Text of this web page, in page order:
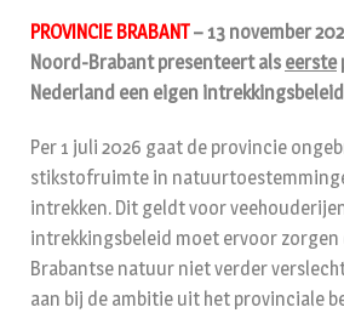
PROVINCIE BRABANT– 13 november
Noord-Brabant presenteert als eerste
Nederland een eigen
Per 1 juli 2026 gaat de provincie
stikstofruimte in
intrekken. Dit geldt voor
intrekkingsbeleid moet ervoor zorgen
Brabantse natuur niet verder
aan bij de ambitie uit het provinciale